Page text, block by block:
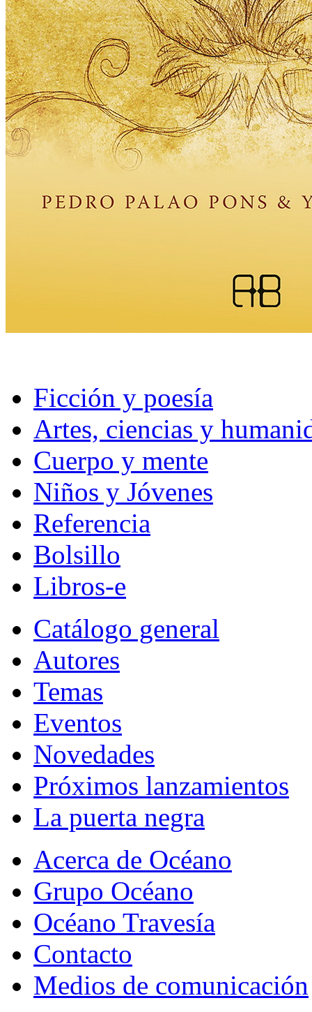
Ficción y poesía
Artes, ciencias y
Cuerpo y mente
Niños y Jóvenes
Referencia
Bolsillo
Libros-e
Catálogo general
Autores
Temas
Eventos
Novedades
Próximos lanzamientos
La puerta negra
Acerca de Océano
Grupo Océano
Océano Travesía
Contacto
Medios de comunicación